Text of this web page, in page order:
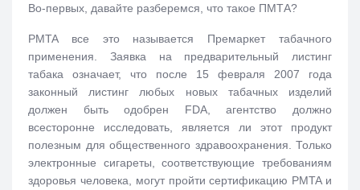
Во-первых, давайте разберемся, что такое ПМТА?
PMTA все это называется Премаркет табачного
применения. Заявка на предварительный листинг
табака означает, что после 15 февраля 2007 года
законный листинг любых новых табачных изделий
должен быть одобрен FDA, агентство должно
всесторонне исследовать, является ли этот продукт
полезным для общественного здравоохранения. Только
электронные сигареты, соответствующие требованиям
здоровья человека, могут пройти сертификацию PMTA и